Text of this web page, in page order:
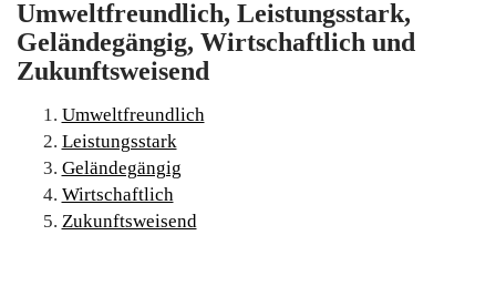
Umweltfreundlich, Leistungsstark,
Geländegängig, Wirtschaftlich und
Zukunftsweisend
Umweltfreundlich
Leistungsstark
Geländegängig
Wirtschaftlich
Zukunftsweisend